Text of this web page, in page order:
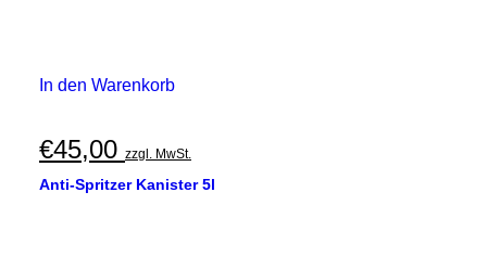
In den Warenkorb
€45,00 zzgl. MwSt.
Anti-Spritzer Kanister 5l